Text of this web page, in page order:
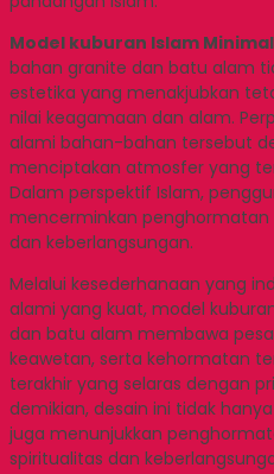
Model kuburan Islam
bahan granite dan batu alam
estetika yang menakjubkan
nilai keagamaan dan alam.
alami bahan-bahan tersebut
menciptakan atmosfer yang
Dalam perspektif Islam,
mencerminkan
dan keberlangsungan.
Melalui kesederhanaan yang
alami yang kuat, model
dan batu alam membawa
keawetan, serta kehormatan
terakhir yang selaras dengan
demikian, desain ini tidak
juga menunjukkan
spiritualitas dan